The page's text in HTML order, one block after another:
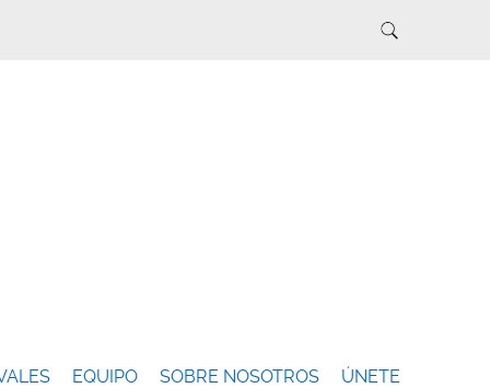
EQUIPO SOBRE NOSOTROS ÚNETE